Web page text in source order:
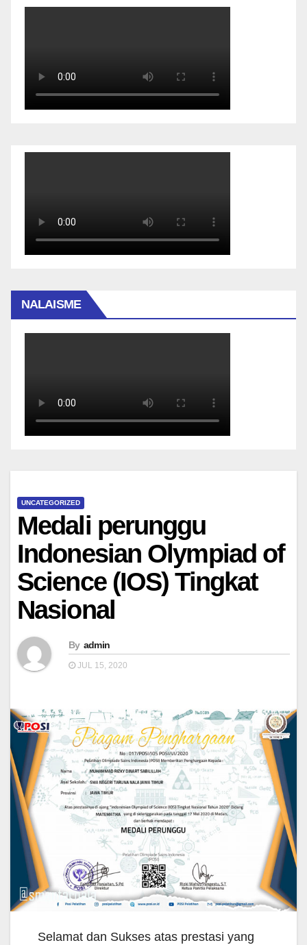
NALAISME
UNCATEGORIZED
Medali perunggu
Indonesian Olympiad of
Science (IOS) Tingkat
Nasional
By admin
JUL 15, 2020
Selamat dan Sukses atas prestasi yang